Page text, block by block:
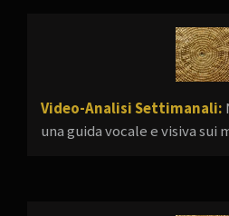
Video-Analisi Settimanali:
una guida vocale e visiva sui